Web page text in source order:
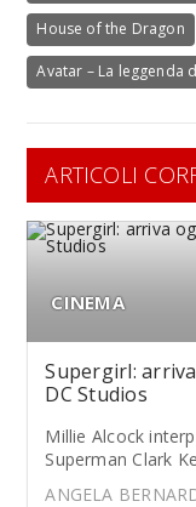
House of the Dragon
Avatar – La leggenda
ARTICOLI
CINEMA
Supergirl:
DC Studios
Millie Alcock
Superman Clark
ANGELA